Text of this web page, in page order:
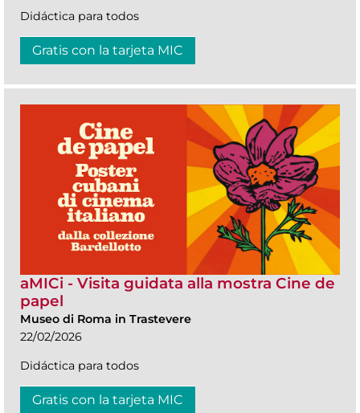
Didáctica para todos
Gratis con la tarjeta MIC
aMICi - Visita guidata alla mostra Cine de
papel
Museo di Roma in Trastevere
22/02/2026
Didáctica para todos
Gratis con la tarjeta MIC